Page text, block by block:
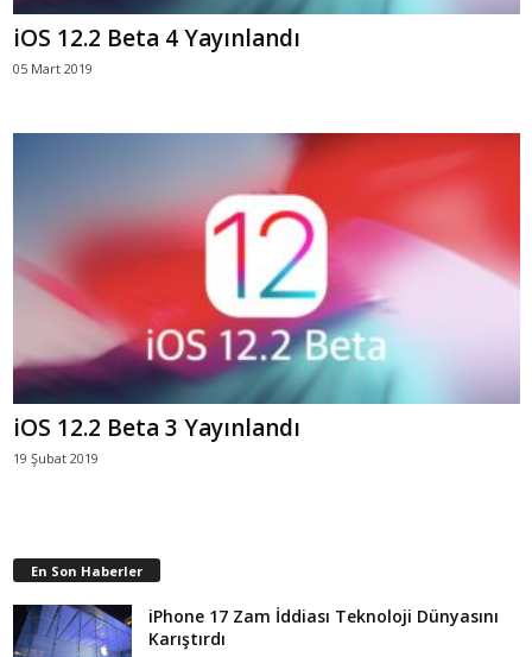
iOS 12.2 Beta 4 Yayınlandı
05 Mart 2019
iOS 12.2 Beta 3 Yayınlandı
19 Şubat 2019
En Son Haberler
iPhone 17 Zam İddiası Teknoloji Dünyasını
Karıştırdı